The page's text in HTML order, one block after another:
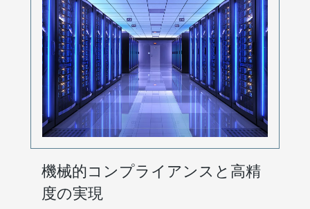
機械的コンプライアンスと高精
度の実現